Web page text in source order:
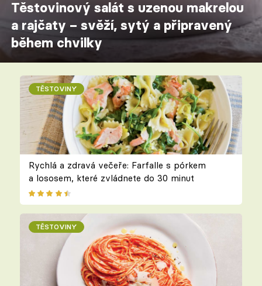
Těstovinový salát s uzenou makrelou
a rajčaty – svěží, sytý a připravený
během chvilky
TĚSTOVINY
Rychlá a zdravá večeře: Farfalle s pórkem
a lososem, které zvládnete do 30 minut
TĚSTOVINY